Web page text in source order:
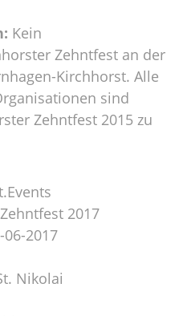
Kein
Zehntfest an der
Kirchhorst. Alle
sind
Zehntfest 2015 zu
2017
06-2017
Nikolai